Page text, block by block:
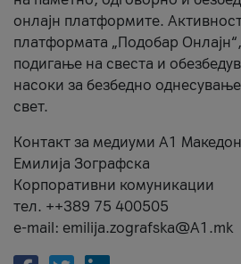
онлајн платформите.
платформата „Подобар
подигање на свеста и
насоки за безбедно
свет.
Контакт за медиуми А1
Емилија Зографска
Корпоративни комуникации
тел. ++389 75 400505
e-mail: emilija.zografska@A1.mk